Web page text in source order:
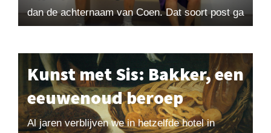
dan de achternaam van Coen. Dat soort post ga
Kunst met Sis: Bakker, een
eeuwenoud beroep
Al jaren verblijven we in hetzelfde hotel in